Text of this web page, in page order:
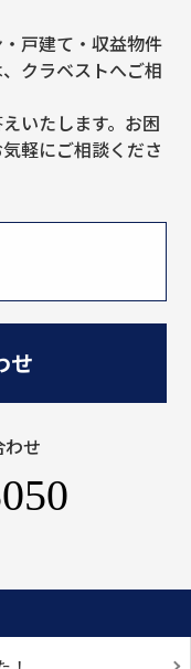
戸建て・収益物件
クラベストへご相
いたします。お困
軽にご相談くださ
せ
せ